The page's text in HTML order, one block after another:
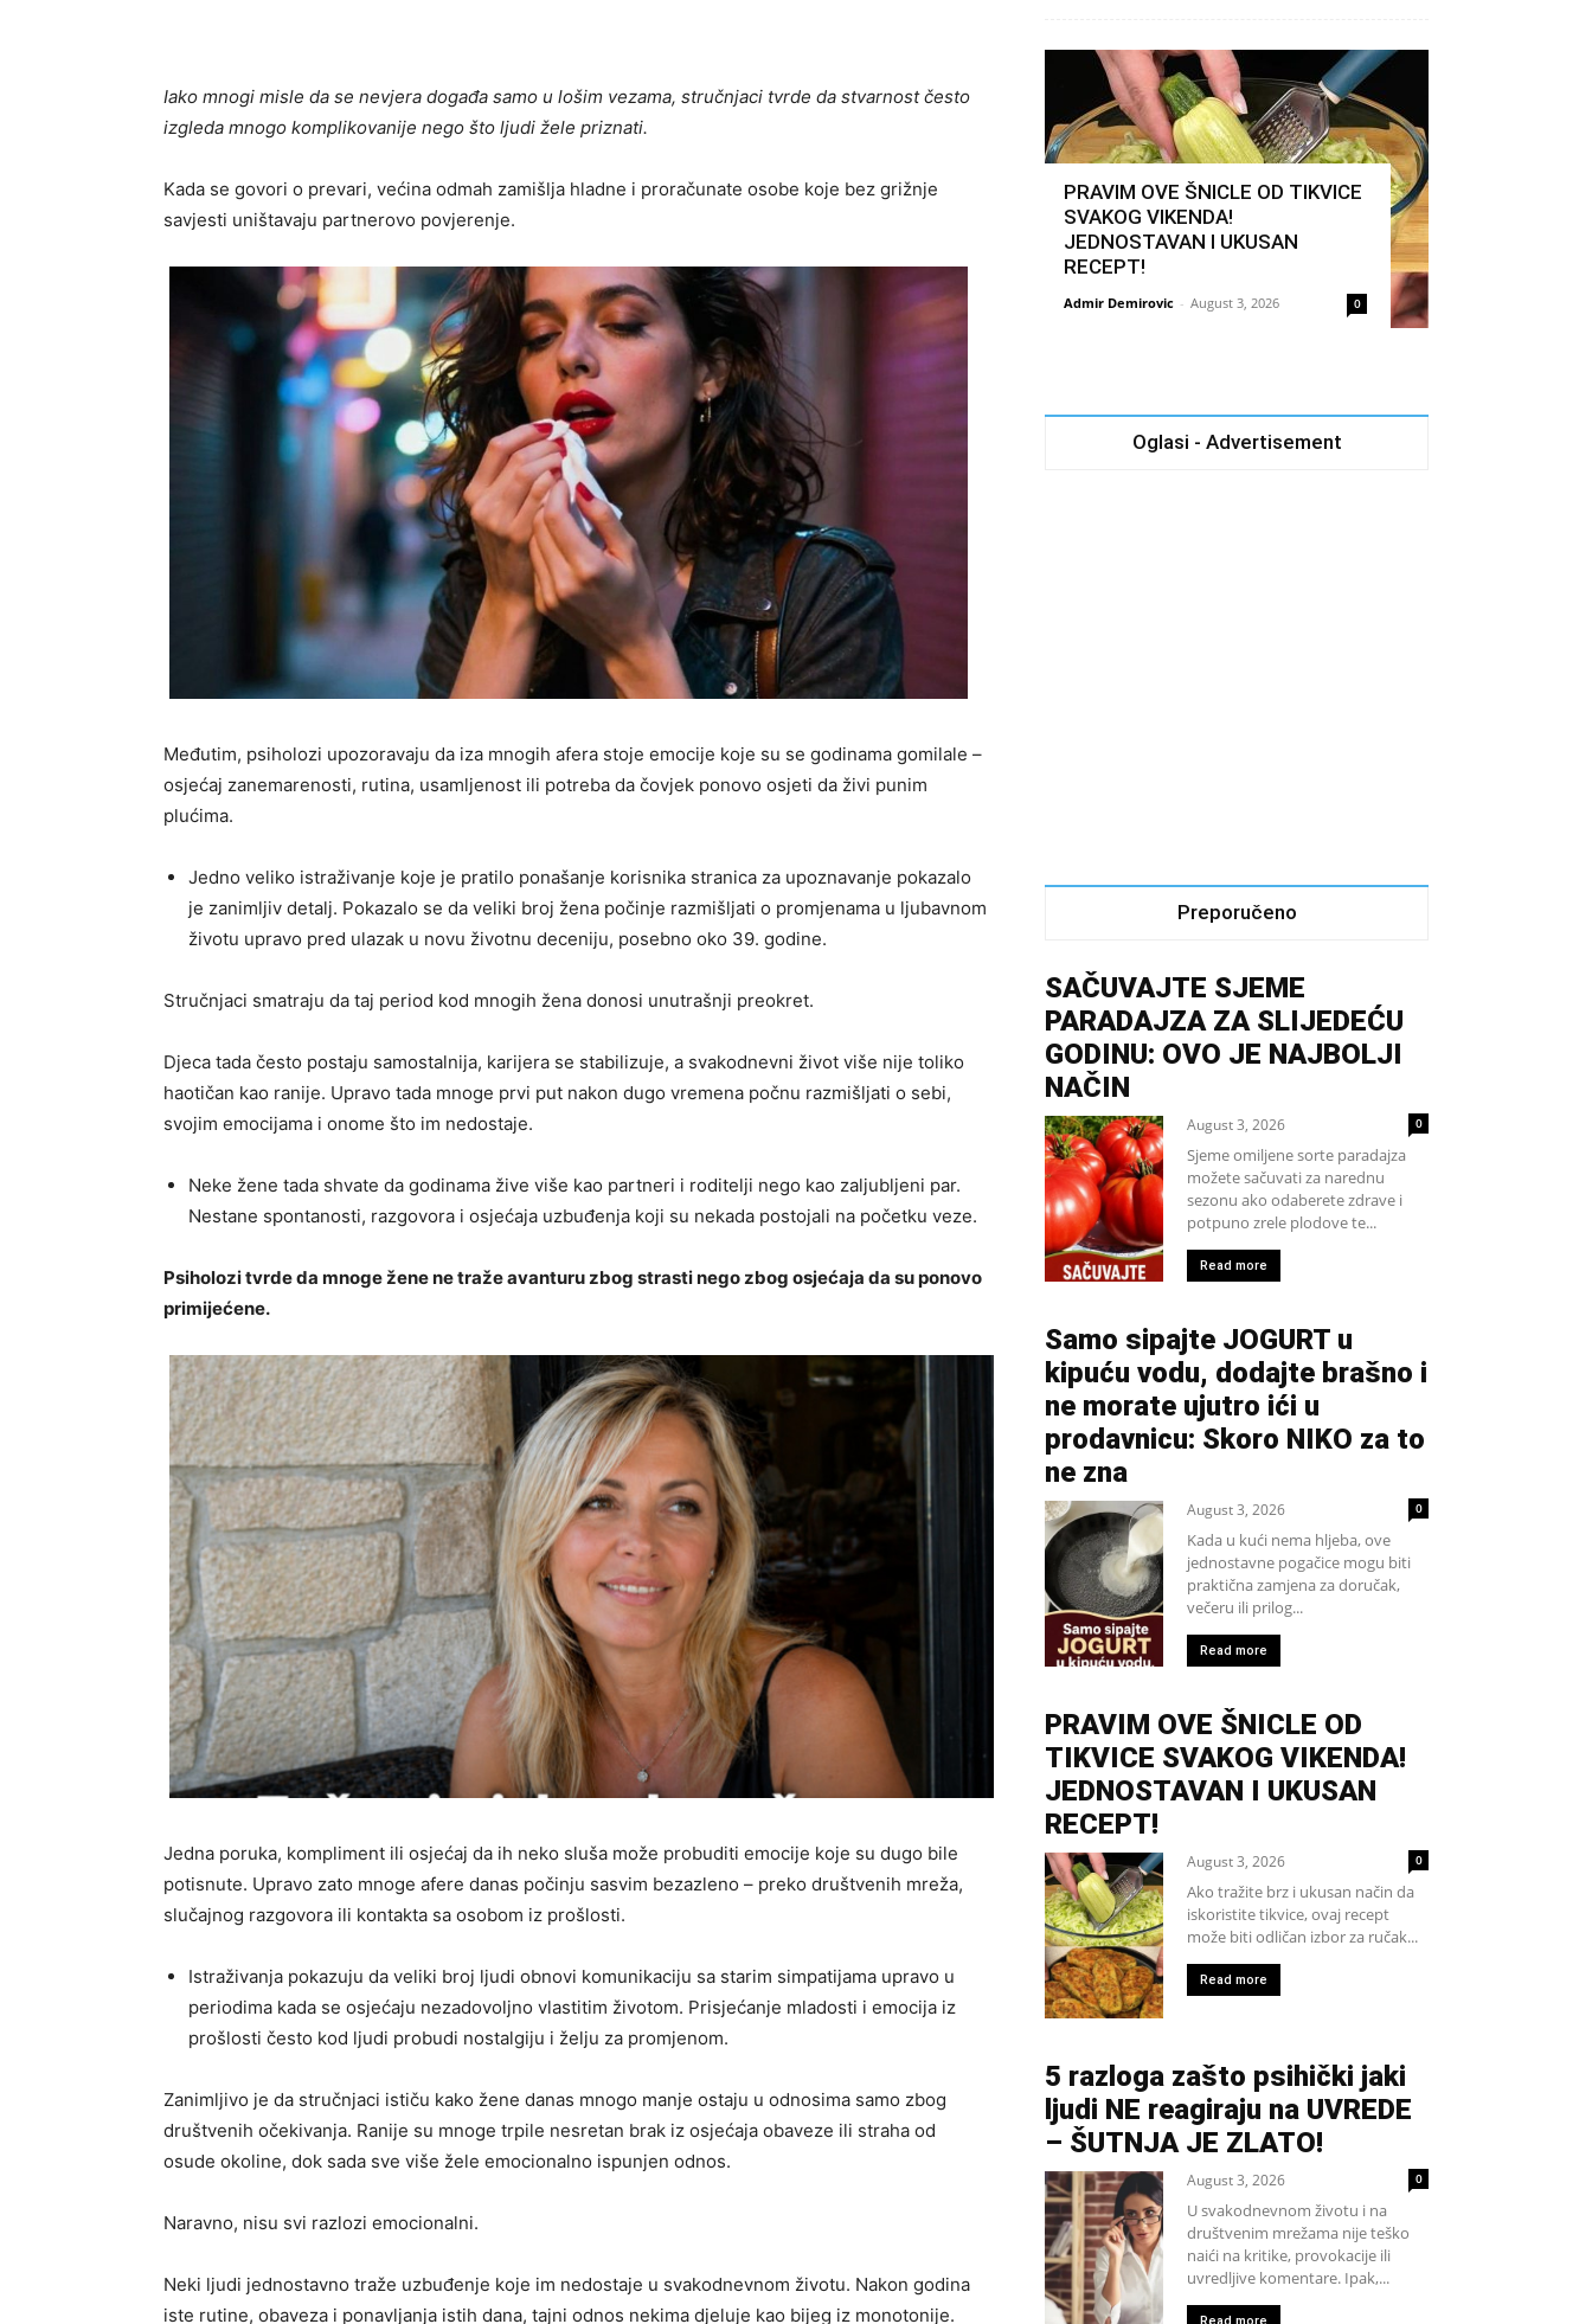
Iako mnogi misle da se nevjera događa samo u lošim vezama, stručnjaci tvrde da stvarnost često
izgleda mnogo komplikovanije nego što ljudi žele priznati.
Kada se govori o prevari, većina odmah zamišlja hladne i proračunate osobe koje bez grižnje
savjesti uništavaju partnerovo povjerenje.
Međutim, psiholozi upozoravaju da iza mnogih afera stoje emocije koje su se godinama gomilale –
osjećaj zanemarenosti, rutina, usamljenost ili potreba da čovjek ponovo osjeti da živi punim
plućima.
Jedno veliko istraživanje koje je pratilo ponašanje korisnika stranica za upoznavanje pokazalo
je zanimljiv detalj. Pokazalo se da veliki broj žena počinje razmišljati o promjenama u ljubavnom
životu upravo pred ulazak u novu životnu deceniju, posebno oko 39. godine.
Stručnjaci smatraju da taj period kod mnogih žena donosi unutrašnji preokret.
Djeca tada često postaju samostalnija, karijera se stabilizuje, a svakodnevni život više nije toliko
haotičan kao ranije. Upravo tada mnoge prvi put nakon dugo vremena počnu razmišljati o sebi,
svojim emocijama i onome što im nedostaje.
Neke žene tada shvate da godinama žive više kao partneri i roditelji nego kao zaljubljeni par.
Nestane spontanosti, razgovora i osjećaja uzbuđenja koji su nekada postojali na početku veze.
Psiholozi tvrde da mnoge žene ne traže avanturu zbog strasti nego zbog osjećaja da su ponovo
primijećene.
Jedna poruka, kompliment ili osjećaj da ih neko sluša može probuditi emocije koje su dugo bile
potisnute. Upravo zato mnoge afere danas počinju sasvim bezazleno – preko društvenih mreža,
slučajnog razgovora ili kontakta sa osobom iz prošlosti.
Istraživanja pokazuju da veliki broj ljudi obnovi komunikaciju sa starim simpatijama upravo u
periodima kada se osjećaju nezadovoljno vlastitim životom. Prisjećanje mladosti i emocija iz
prošlosti često kod ljudi probudi nostalgiju i želju za promjenom.
Zanimljivo je da stručnjaci ističu kako žene danas mnogo manje ostaju u odnosima samo zbog
društvenih očekivanja. Ranije su mnoge trpile nesretan brak iz osjećaja obaveze ili straha od
osude okoline, dok sada sve više žele emocionalno ispunjen odnos.
Naravno, nisu svi razlozi emocionalni.
Neki ljudi jednostavno traže uzbuđenje koje im nedostaje u svakodnevnom životu. Nakon godina
iste rutine, obaveza i ponavljanja istih dana, tajni odnos nekima djeluje kao bijeg iz monotonije.
PRAVIM OVE ŠNICLE OD TIKVICE
SVAKOG VIKENDA!
JEDNOSTAVAN I UKUSAN
RECEPT!
Admir Demirovic - August 3, 2026 0
Oglasi - Advertisement
Preporučeno
SAČUVAJTE SJEME
PARADAJZA ZA SLIJEDEĆU
GODINU: OVO JE NAJBOLJI
NAČIN
August 3, 2026 0
Sjeme omiljene sorte paradajza
možete sačuvati za narednu
sezonu ako odaberete zdrave i
potpuno zrele plodove te...
Read more
Samo sipajte JOGURT u
kipuću vodu, dodajte brašno i
ne morate ujutro ići u
prodavnicu: Skoro NIKO za to
ne zna
August 3, 2026 0
Kada u kući nema hljeba, ove
jednostavne pogačice mogu biti
praktična zamjena za doručak,
večeru ili prilog...
Read more
PRAVIM OVE ŠNICLE OD
TIKVICE SVAKOG VIKENDA!
JEDNOSTAVAN I UKUSAN
RECEPT!
August 3, 2026 0
Ako tražite brz i ukusan način da
iskoristite tikvice, ovaj recept
može biti odličan izbor za ručak...
Read more
5 razloga zašto psihički jaki
ljudi NE reagiraju na UVREDE
– ŠUTNJA JE ZLATO!
August 3, 2026 0
U svakodnevnom životu i na
društvenim mrežama nije teško
naići na kritike, provokacije ili
uvredljive komentare. Ipak,...